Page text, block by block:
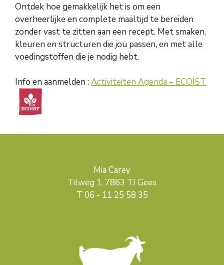
Ontdek hoe gemakkelijk het is om een
overheerlijke en complete maaltijd te bereiden
zonder vast te zitten aan een recept. Met smaken,
kleuren en structuren die jou passen, en met alle
voedingstoffen die je nodig hebt.
Info en aanmelden :Activiteiten Agenda – ECOIST
Mia Carey
Tilweg 1, 7863 TJ Gees
T 06 - 11 25 58 35